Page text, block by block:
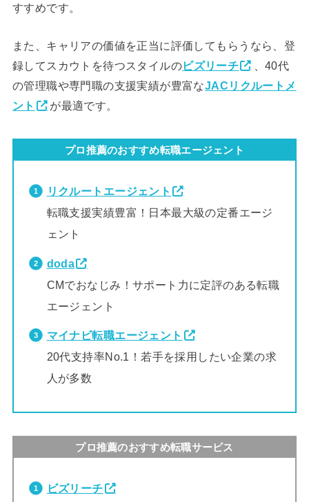
すすめです。
また、キャリアの価値を正当に評価してもらうなら、登
録してスカウトを待つスタイルのビズリーチ
、40代
の管理職や専門職の支援実績が豊富なJACリクルートメ
ント
が最適です。
プロ推薦のおすすめ転職エージェント
リクルートエージェント
転職支援実績豊富！日本最大級の定番エージ
ェント
doda
CMでおなじみ！サポート力に定評のある転職
エージェント
マイナビ転職エージェント
20代支持率No.1！若手を採用したい企業の求
人が多数
プロ推薦のおすすめ転職サービス
ビズリーチ